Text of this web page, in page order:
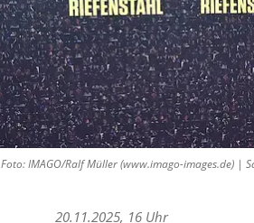
Foto: IMAGO/Ralf Müller (www.imago-images.de) |
20.11.2025, 16 Uhr